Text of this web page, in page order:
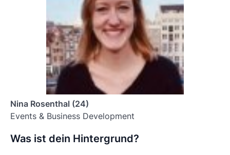
Nina Rosenthal (24)
Events & Business Development
Was ist dein Hintergrund?